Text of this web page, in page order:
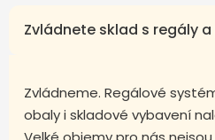
Zvládnete sklad s regály
Zvládneme. Regálové
obaly i skladové vybavení